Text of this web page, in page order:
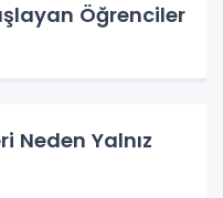
Öğrenciler
Neden Yalnız